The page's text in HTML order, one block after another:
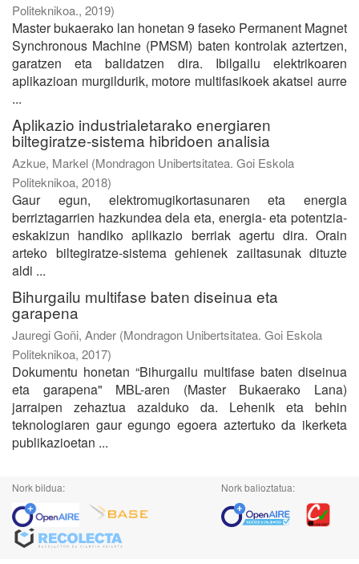
Politeknikoa., 2019)
Master bukaerako lan honetan 9 faseko Permanent Magnet
Synchronous Machine (PMSM) baten kontrolak aztertzen,
garatzen eta balidatzen dira. Ibilgailu elektrikoaren
aplikazioan murgildurik, motore multifasikoek akatsei aurre
...
Aplikazio industrialetarako energiaren
biltegiratze-sistema hibridoen analisia
Azkue, Markel (Mondragon Unibertsitatea. Goi Eskola
Politeknikoa, 2018)
Gaur egun, elektromugikortasunaren eta energia
berriztagarrien hazkundea dela eta, energia- eta potentzia-
eskakizun handiko aplikazio berriak agertu dira. Orain
arteko biltegiratze-sistema gehienek zailtasunak dituzte
aldi ...
Bihurgailu multifase baten diseinua eta
garapena
Jauregi Goñi, Ander (Mondragon Unibertsitatea. Goi Eskola
Politeknikoa, 2017)
Dokumentu honetan “Bihurgailu multifase baten diseinua
eta garapena" MBL-aren (Master Bukaerako Lana)
jarraipen zehaztua azalduko da. Lehenik eta behin
teknologiaren gaur egungo egoera aztertuko da ikerketa
publikazioetan ...
Nork bildua: Nork balioztatua: